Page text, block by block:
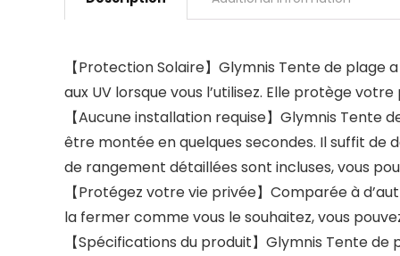
【Protection Solaire】Glymnis Tente de plage
aux UV lorsque vous l’utilisez. Elle protège
【Aucune installation requise】Glymnis
être montée en quelques secondes. Il suffit de
de rangement détaillées sont incluses, vous
【Protégez votre vie privée】Comparée à
la fermer comme vous le souhaitez, vous
【Spécifications du produit】Glymnis Tente de